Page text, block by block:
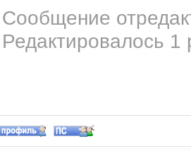
Сообщение
Редактировалось 1